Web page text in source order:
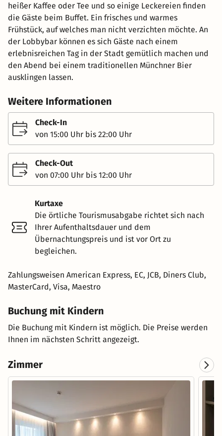
heißer Kaffee oder Tee und so einige Leckereien finden
die Gäste beim Buffet. Ein frisches und warmes
Frühstück, auf welches man nicht verzichten möchte. An
der Lobbybar können es sich Gäste nach einem
erlebnisreichen Tag in der Stadt gemütlich machen und
den Abend bei einem traditionellen Münchner Bier
ausklingen lassen.
Weitere Informationen
Check-In
von 15:00 Uhr bis 22:00 Uhr
Check-Out
von 07:00 Uhr bis 12:00 Uhr
Kurtaxe
Die örtliche Tourismusabgabe richtet sich nach
Ihrer Aufenthaltsdauer und dem
Übernachtungspreis und ist vor Ort zu
begleichen.
Zahlungsweisen American Express, EC, JCB, Diners Club,
MasterCard, Visa, Maestro
Buchung mit Kindern
Die Buchung mit Kindern ist möglich. Die Preise werden
Ihnen im nächsten Schritt angezeigt.
Zimmer